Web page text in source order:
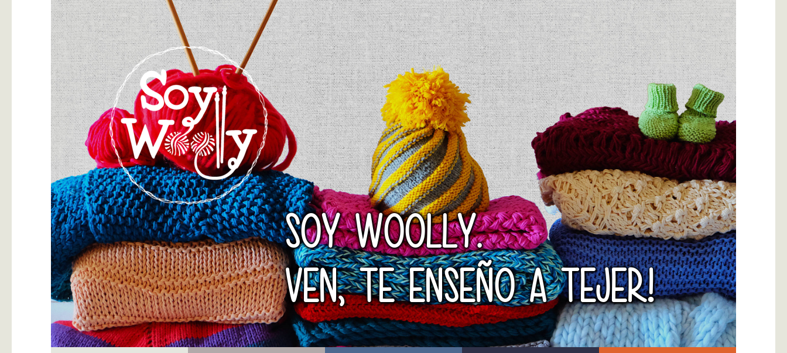
SOY WOOLLY.
VEN, TE ENSEÑO A TEJER!